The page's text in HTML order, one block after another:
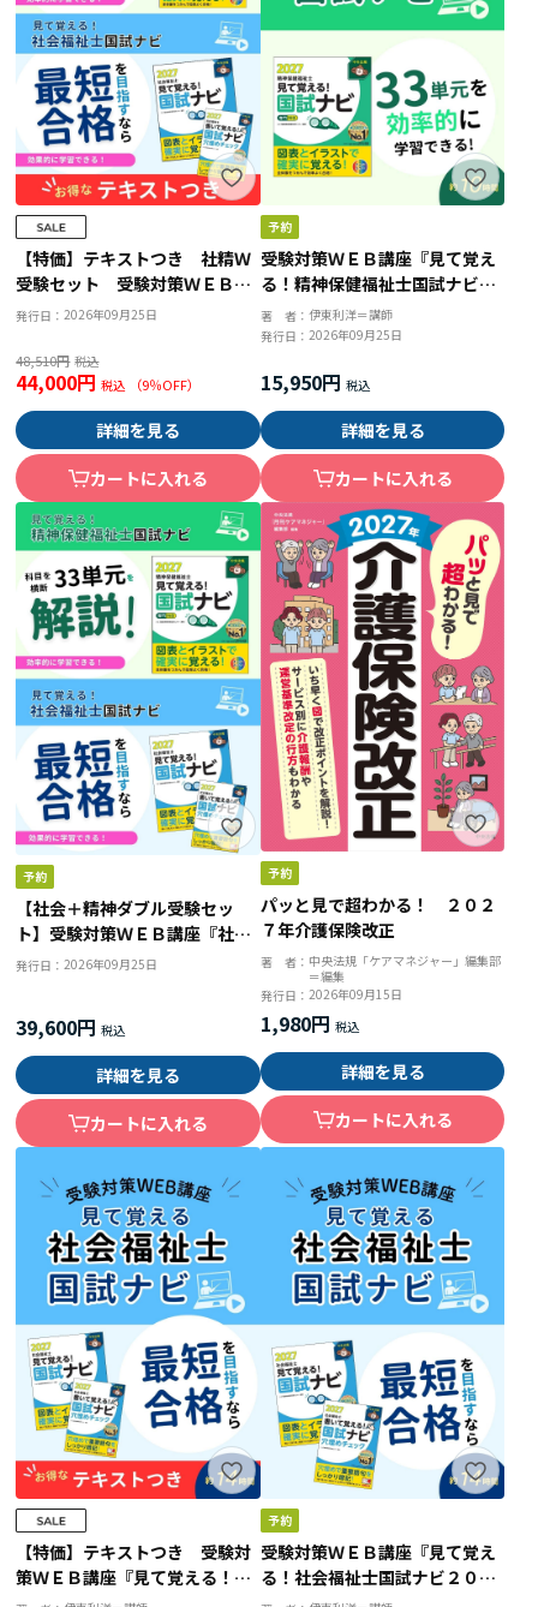
【特価】テキストつき 社精Ｗ
受験セット 受験対策ＷＥＢ講
座『社会福祉士＆精神保健福祉
発行日：2026年09月25日
48,510円
44,000円 （9％OFF）
詳細を見る
カートに入れる
受験対策ＷＥＢ講座『見て覚え
る！精神保健福祉士国試ナビ
［専門科目］２０２７』
著 者： 伊東利洋＝講師
発行日： 2026年09月25日
15,950円
詳細を見る
カートに入れる
【社会＋精神ダブル受験セッ
ト】受験対策ＷＥＢ講座『社会
福祉士国試ナビ２０２７』＆
発行日：2026年09月25日
39,600円
詳細を見る
カートに入れる
パッと見で超わかる！ ２０２
７年介護保険改正
著 者： 中央法規「ケアマネジャー」編集部
＝編集
発行日： 2026年09月15日
1,980円
詳細を見る
カートに入れる
【特価】テキストつき 受験対
策ＷＥＢ講座『見て覚える！社
受験対策ＷＥＢ講座『見て覚え
る！社会福祉士国試ナビ２０２